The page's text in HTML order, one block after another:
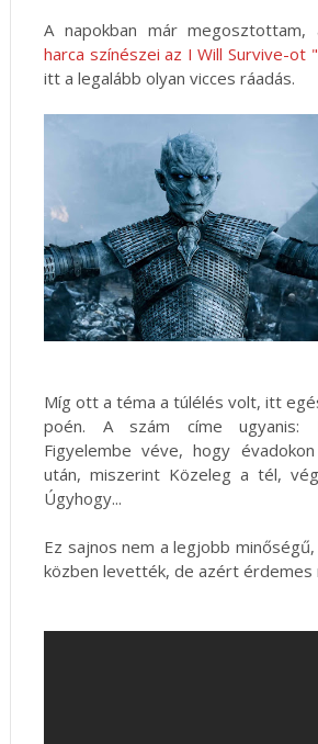
A napokban már
harca színészei az I Will Survive-ot
itt a legalább olyan vicces ráadás.
Míg ott a téma a túlélés volt, itt
poén. A szám címe ugyanis:
Figyelembe véve, hogy
után, miszerint Közeleg a tél,
Úgyhogy...
Ez sajnos nem a legjobb
közben levették, de azért érdemes